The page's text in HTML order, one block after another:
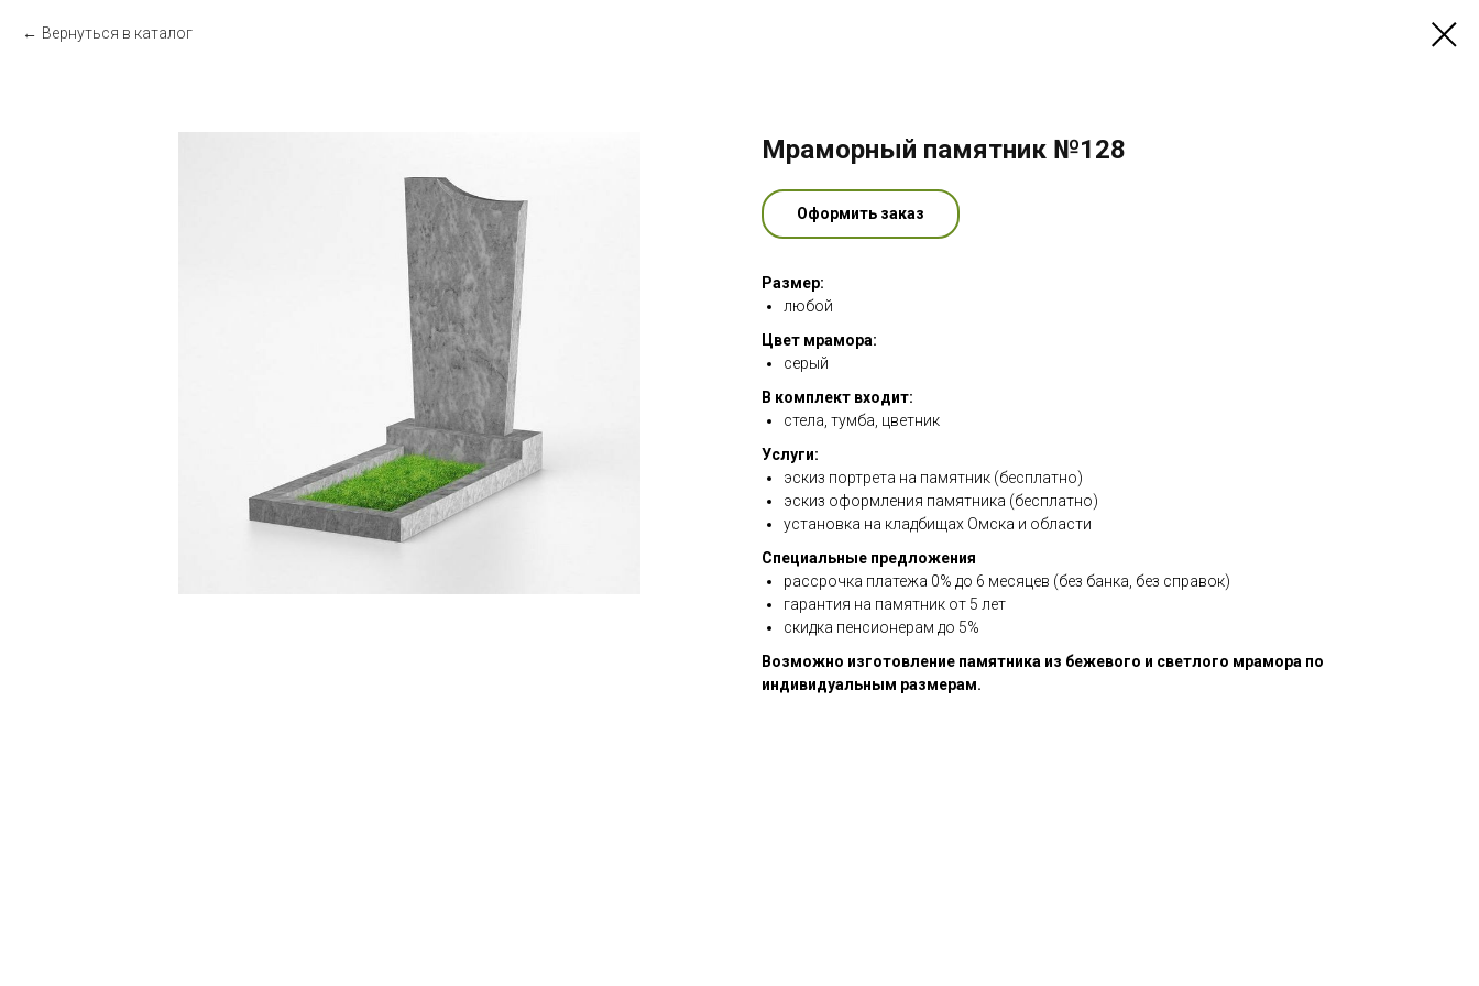
Вернуться в каталог
Мраморный памятник №128
Оформить заказ
Размер:
любой
Цвет мрамора:
серый
В комплект входит:
стела, тумба, цветник
Услуги:
эскиз портрета на памятник (бесплатно)
эскиз оформления памятника (бесплатно)
установка на кладбищах Омска и области
Специальные предложения
рассрочка платежа 0% до 6 месяцев (без банка, без справок)
гарантия на памятник от 5 лет
скидка пенсионерам до 5%
Возможно изготовление памятника из бежевого и светлого мрамора по
индивидуальным размерам.